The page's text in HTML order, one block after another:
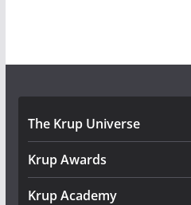
The Krup Universe
Krup Awards
Krup Academy